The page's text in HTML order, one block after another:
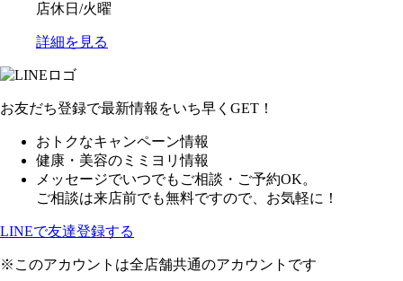
店休日/火曜
詳細を見る
お友だち登録で最新情報をいち早くGET！
おトクなキャンペーン情報
健康・美容のミミヨリ情報
メッセージでいつでもご相談・ご予約OK。
ご相談は来店前でも無料ですので、お気軽に！
LINEで友達登録する
※このアカウントは全店舗共通のアカウントです